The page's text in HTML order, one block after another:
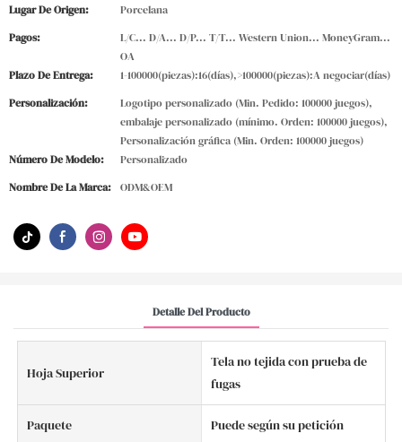
Lugar De Origen:
Porcelana
Pagos:
L/C... D/A... D/P... T/T... Western Union... MoneyGram...
OA
Plazo De Entrega:
1-100000(piezas):16(días),>100000(piezas):A negociar(días)
Personalización:
Logotipo personalizado (Min. Pedido: 100000 juegos),
embalaje personalizado (mínimo. Orden: 100000 juegos),
Personalización gráfica (Min. Orden: 100000 juegos)
Número De Modelo:
Personalizado
Nombre De La Marca:
ODM&OEM
Detalle Del Producto
Hoja Superior
Tela no tejida con prueba de
fugas
Paquete Puede según su petición